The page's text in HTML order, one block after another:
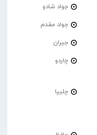
جواد شادو
جواد مقدم
جیران
چاردو
چلیپا